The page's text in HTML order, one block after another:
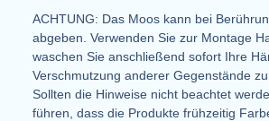
ACHTUNG: Das Moos kann bei
abgeben. Verwenden Sie zur Montage
waschen Sie anschließend sofort Ihre
Verschmutzung anderer Gegenstände zu
Sollten die Hinweise nicht beachtet
führen, dass die Produkte frühzeitig